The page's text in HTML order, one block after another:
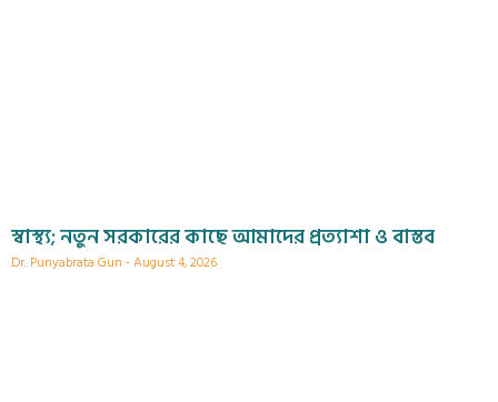
স্বাস্থ্য; নতুন সরকারের কাছে আমাদের প্রত্যাশা ও বাস্তব
Dr. Punyabrata Gun August 4, 2026